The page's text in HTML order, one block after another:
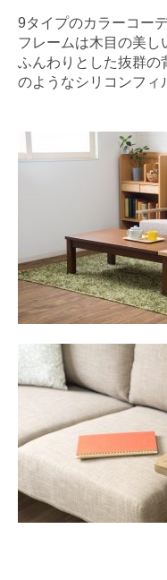
9タイプのカラーコー
フレームは木目の美し
ふんわりとした抜群の
のようなシリコンフィ